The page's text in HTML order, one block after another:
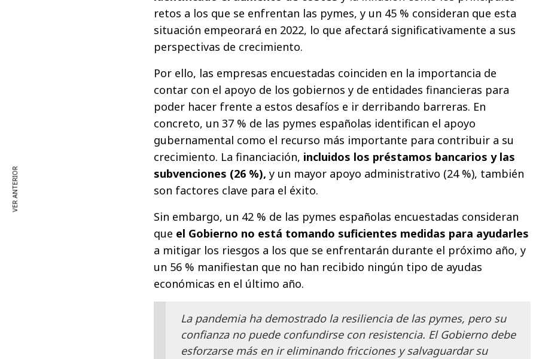
retos a los que se enfrentan las pymes, y un 45 % consideran que esta
situación empeorará en 2022, lo que afectará significativamente a sus
perspectivas de crecimiento.
Por ello, las empresas encuestadas coinciden en la importancia de
contar con el apoyo de los gobiernos y de entidades financieras para
poder hacer frente a estos desafíos e ir derribando barreras. En
concreto, un 37 % de las pymes españolas identifican el apoyo
gubernamental como el recurso más importante para contribuir a su
crecimiento. La financiación, incluidos los préstamos bancarios y las
subvenciones (26 %), y un mayor apoyo administrativo (24 %), también
son factores clave para el éxito.
Sin embargo, un 42 % de las pymes españolas encuestadas consideran
que el Gobierno no está tomando suficientes medidas para ayudarles
a mitigar los riesgos a los que se enfrentarán durante el próximo año, y
un 56 % manifiestan que no han recibido ningún tipo de ayudas
económicas en el último año.
La pandemia ha demostrado la resiliencia de las pymes, pero su
confianza no puede confundirse con resistencia. El Gobierno debe
esforzarse más en ir eliminando fricciones y salvaguardar su
VER ANTERIOR